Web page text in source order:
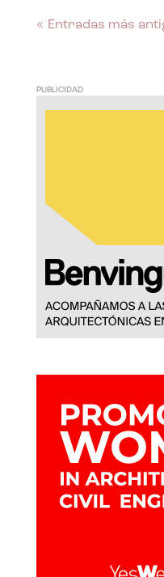
« Entradas más
PUBLICIDAD